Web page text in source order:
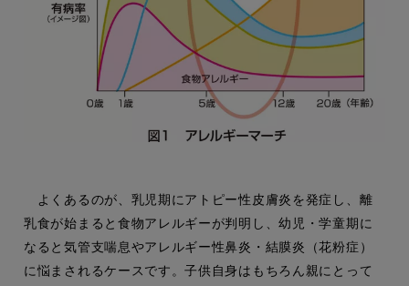
よくあるのが、乳児期にアトピー性皮膚炎を発症し、離
乳食が始まると食物アレルギーが判明し、幼児・学童期に
なると気管支喘息やアレルギー性鼻炎・結膜炎（花粉症）
に悩まされるケースです。子供自身はもちろん親にとって